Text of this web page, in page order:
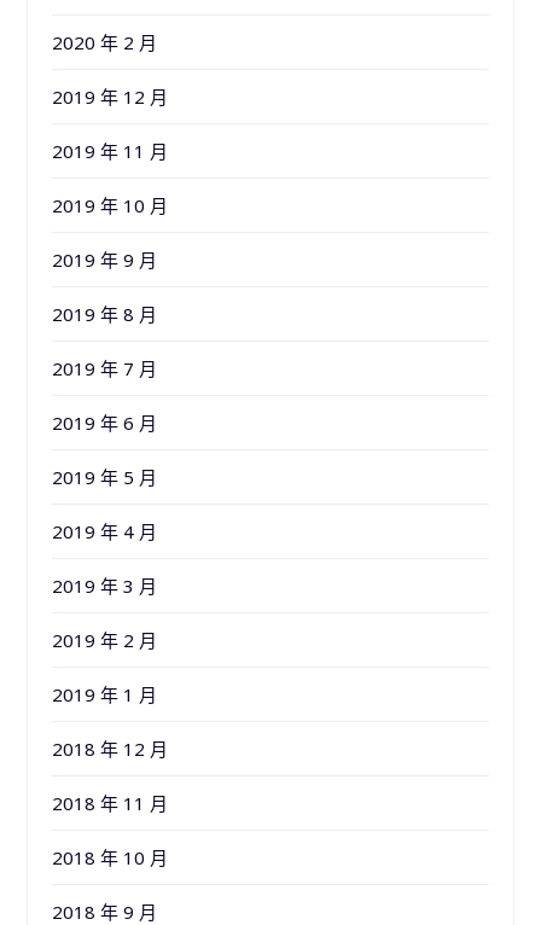
2020 年 2 月
2019 年 12 月
2019 年 11 月
2019 年 10 月
2019 年 9 月
2019 年 8 月
2019 年 7 月
2019 年 6 月
2019 年 5 月
2019 年 4 月
2019 年 3 月
2019 年 2 月
2019 年 1 月
2018 年 12 月
2018 年 11 月
2018 年 10 月
2018 年 9 月